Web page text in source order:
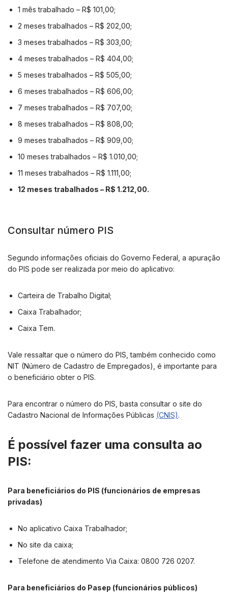
1 mês trabalhado – R$ 101,00;
2 meses trabalhados – R$ 202,00;
3 meses trabalhados – R$ 303,00;
4 meses trabalhados – R$ 404,00;
5 meses trabalhados – R$ 505,00;
6 meses trabalhados – R$ 606,00;
7 meses trabalhados – R$ 707,00;
8 meses trabalhados – R$ 808,00;
9 meses trabalhados – R$ 909,00;
10 meses trabalhados – R$ 1.010,00;
11 meses trabalhados – R$ 1.111,00;
12 meses trabalhados – R$ 1.212,00.
Consultar número PIS
Segundo informações oficiais do Governo Federal, a apuração
do PIS pode ser realizada por meio do aplicativo:
Carteira de Trabalho Digital;
Caixa Trabalhador;
Caixa Tem.
Vale ressaltar que o número do PIS, também conhecido como
NIT (Número de Cadastro de Empregados), é importante para
o beneficiário obter o PIS.
Para encontrar o número do PIS, basta consultar o site do
Cadastro Nacional de Informações Públicas (CNIS).
É possível fazer uma consulta ao
PIS:
Para beneficiários do PIS (funcionários de empresas
privadas)
No aplicativo Caixa Trabalhador;
No site da caixa;
Telefone de atendimento Via Caixa: 0800 726 0207.
Para beneficiários do Pasep (funcionários públicos)